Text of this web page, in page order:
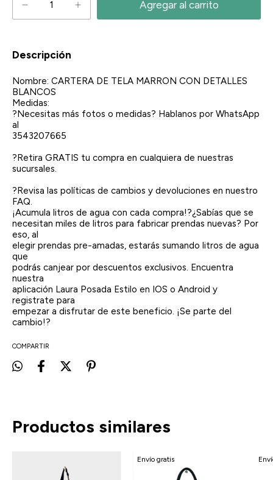
Descripción
Nombre: CARTERA DE TELA MARRON CON DETALLES
BLANCOS
Medidas:
?Necesitas más fotos o medidas? Hablanos por WhatsApp
al
3543207665
?Retira GRATIS tu compra en cualquiera de nuestras
sucursales.
?Revisa las políticas de cambios y devoluciones en nuestro
FAQ.
¡Acumula litros de agua con cada compra!?¿Sabías que se
necesitan miles de litros para fabricar prendas nuevas? Por
eso, al
elegir prendas pre-amadas, estarás sumando litros de agua
que
podrás canjear por descuentos exclusivos. Encuentra
nuestra
aplicación Laura Posada Estilo en IOS o Android y
registrate para
empezar a disfrutar de este beneficio. ¡Se parte del
cambio!?
COMPARTIR
Productos similares
Envío gratis